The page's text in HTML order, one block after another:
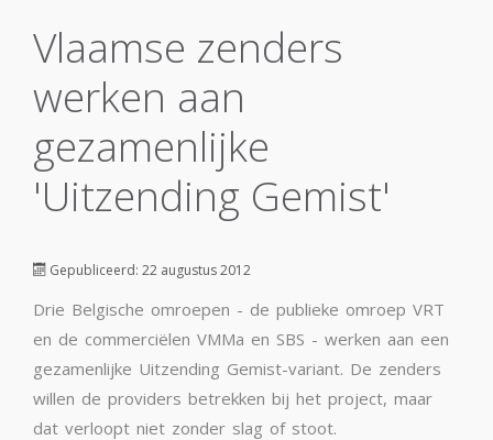
Vlaamse zenders
werken aan
gezamenlijke
'Uitzending Gemist'
Gepubliceerd: 22 augustus 2012
Drie Belgische omroepen - de publieke omroep VRT
en de commerciëlen VMMa en SBS - werken aan een
gezamenlijke Uitzending Gemist-variant. De zenders
willen de providers betrekken bij het project, maar
dat verloopt niet zonder slag of stoot.